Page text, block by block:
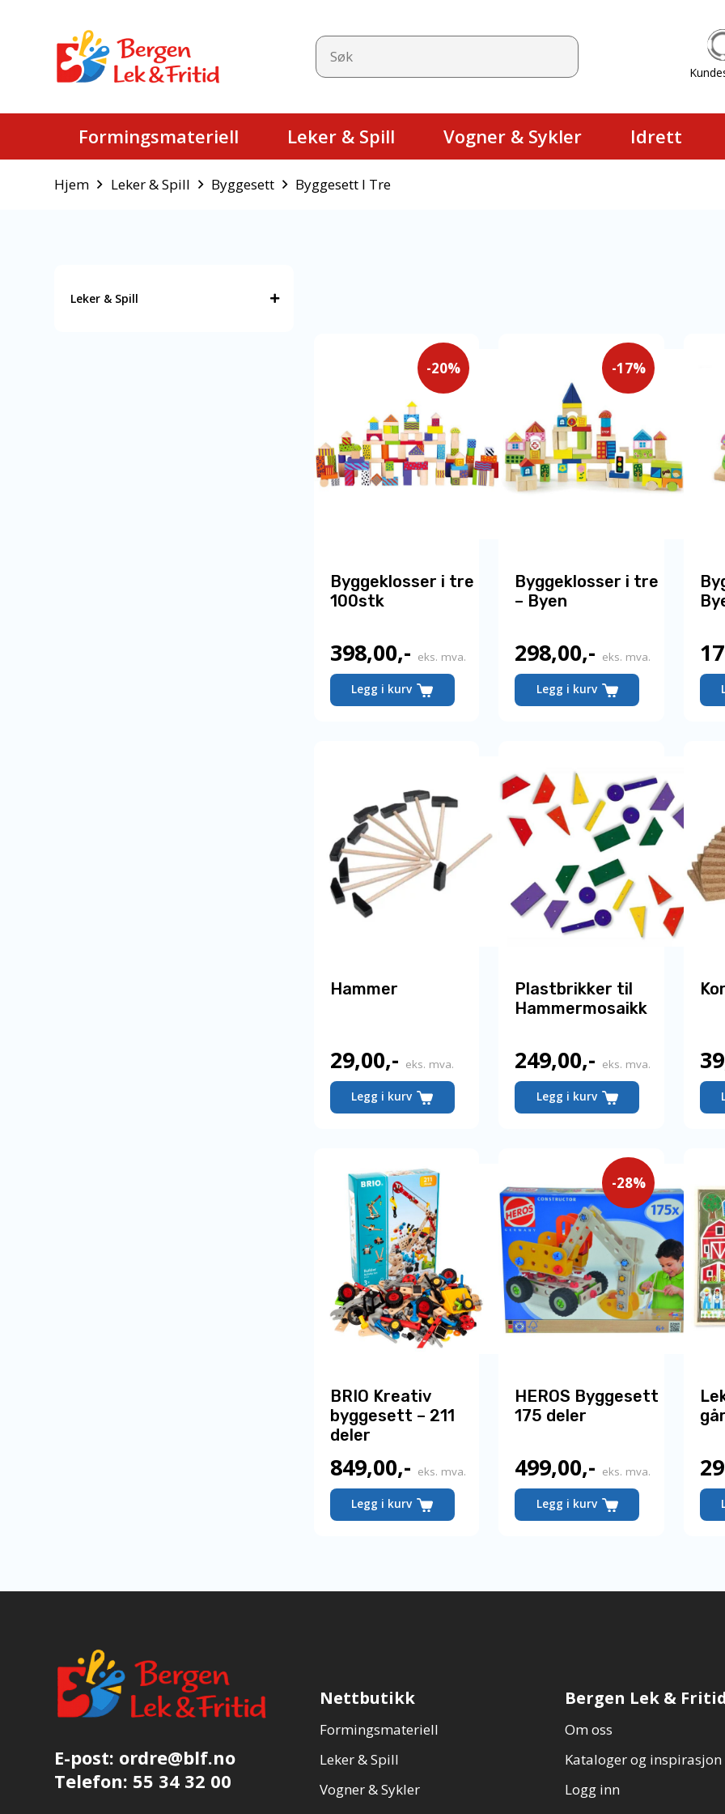
Formingsmateriell Leker & Spill Vogner & Sykler Idrett
Hjem Leker & Spill Byggesett Byggesett I Tre
Leker & Spill
-20%
Byggeklosser i tre
100stk
398,00,-
Nåværende
pris
er:
eks. mva.
Legg i kurv
-17%
Byggeklosser i tre
– Byen
298,00,-
Nåværende
pris
er:
eks. mva.
Legg i kurv
Hammer
29,00,- eks. mva.
Legg i kurv
Plastbrikker til
Hammermosaikk
249,00,- eks. mva.
Legg i kurv
BRIO Kreativ
byggesett – 211
deler
849,00,- eks. mva.
Legg i kurv
-28%
HEROS Byggesett
175 deler
499,00,-
Nåværende
pris
er:
eks. mva.
Legg i kurv
E-post: ordre@blf.no
Telefon: 55 34 32 00
Nettbutikk
Formingsmateriell
Leker & Spill
Vogner & Sykler
Bergen Lek & Fritid
Om oss
Kataloger og inspirasjon
Logg inn